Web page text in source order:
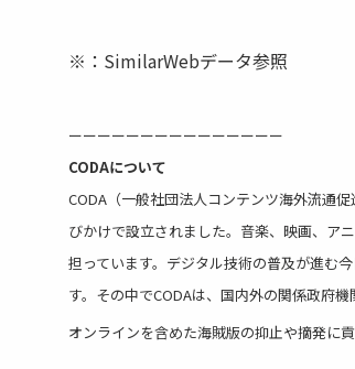
※：SimilarWebデータ参照
ーーーーーーーーーーーーーーー
CODAについて
CODA（一般社団法人コンテンツ海外流通
びかけで設立されました。音楽、映画、ア
担っています。デジタル技術の普及が進む
す。その中でCODAは、国内外の関係政府
オンラインを含めた海賊版の抑止や摘発に